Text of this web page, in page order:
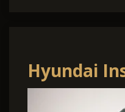
Hyundai
FÖRDERF.